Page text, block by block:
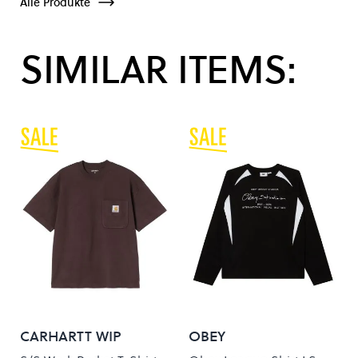
SIMILAR ITEMS:
CARHARTT WIP OBEY